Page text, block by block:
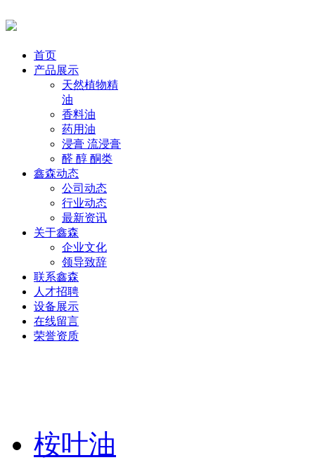
首页
产品展示
天然植物精
油
香料油
药用油
浸膏 流浸膏
醛 醇 酮类
鑫森动态
公司动态
行业动态
最新资讯
关于鑫森
企业文化
领导致辞
联系鑫森
人才招聘
设备展示
在线留言
荣誉资质
桉叶油